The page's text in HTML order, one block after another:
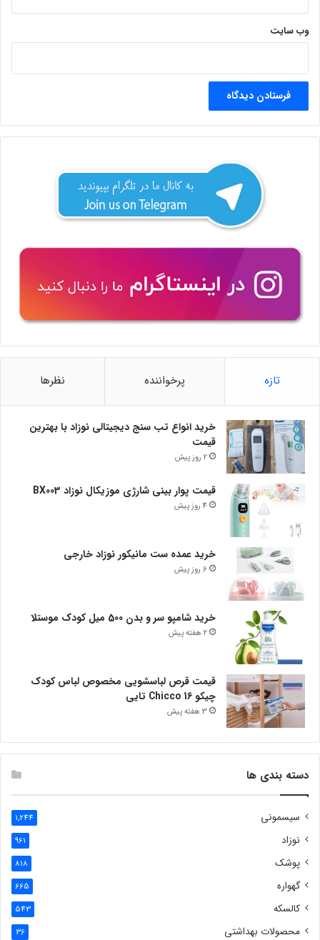
وب‌ سایت
تازه پرخواننده نظرها
خرید انواع تب سنج دیجیتالی نوزاد با بهترین
قیمت
2 روز پیش
قیمت پوار بینی شارژی موزیکال نوزاد BX003
4 روز پیش
خرید عمده ست مانیکور نوزاد خارجی
6 روز پیش
خرید شامپو سر و بدن 500 میل کودک موستلا
2 هفته پیش
قیمت قرص لباسشویی مخصوص لباس کودک
چیکو Chicco 16 تایی
3 هفته پیش
دسته بندی ها
سیسمونی 1,244
نوزاد 961
پوشک 818
گهواره 665
کالسکه 543
محصولات بهداشتی 36